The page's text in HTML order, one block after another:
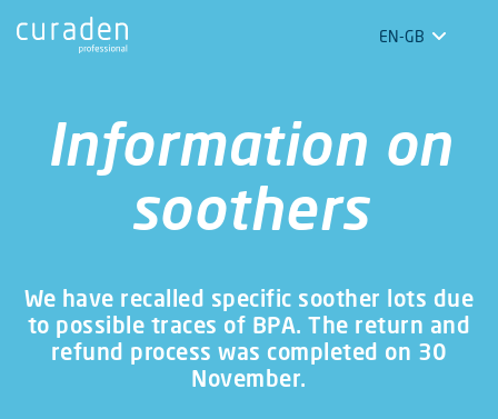
EN-GB
Information on
soothers
We have recalled specific soother lots due
to possible traces of BPA. The return and
refund process was completed on 30
November.